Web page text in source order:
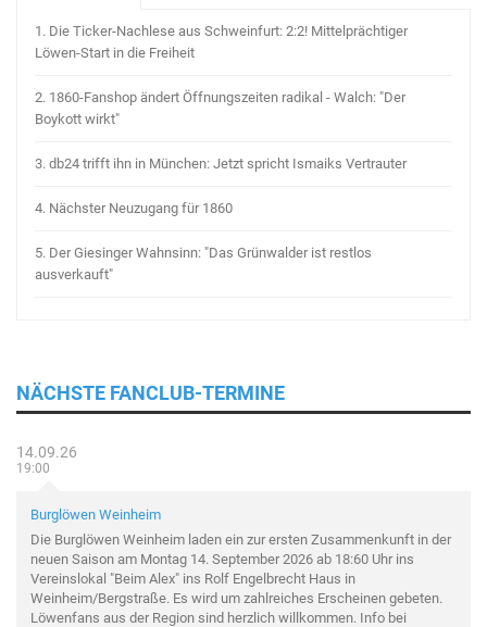
1. Die Ticker-Nachlese aus Schweinfurt: 2:2! Mittelprächtiger
Löwen-Start in die Freiheit
2. 1860-Fanshop ändert Öffnungszeiten radikal - Walch: "Der
Boykott wirkt"
3. db24 trifft ihn in München: Jetzt spricht Ismaiks Vertrauter
4. Nächster Neuzugang für 1860
5. Der Giesinger Wahnsinn: "Das Grünwalder ist restlos
ausverkauft"
NÄCHSTE FANCLUB-TERMINE
14.09.26
19:00
Burglöwen Weinheim
Die Burglöwen Weinheim laden ein zur ersten Zusammenkunft in der
neuen Saison am Montag 14. September 2026 ab 18:60 Uhr ins
Vereinslokal "Beim Alex" ins Rolf Engelbrecht Haus in
Weinheim/Bergstraße. Es wird um zahlreiches Erscheinen gebeten.
Löwenfans aus der Region sind herzlich willkommen. Info bei